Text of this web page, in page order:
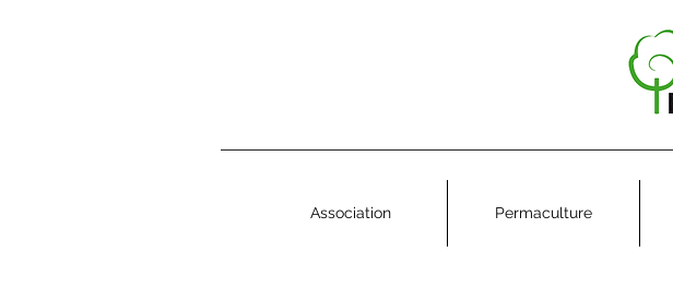
Association Permaculture